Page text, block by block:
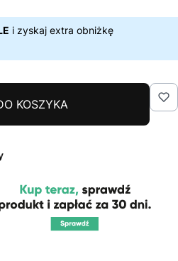
i zyskaj extra obniżkę
KOSZYKA